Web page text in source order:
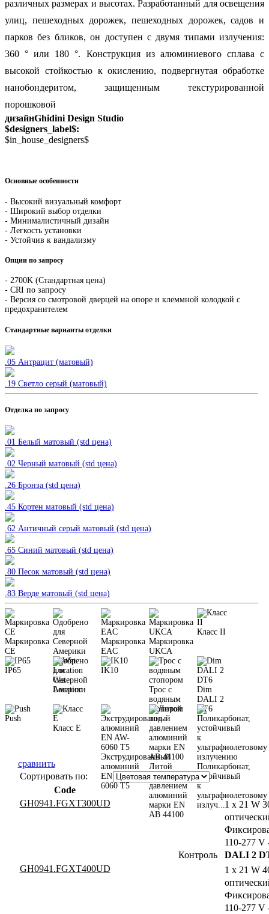
различных размерах и высотах. Разработанный для освещения
улиц, пешеходных дорожек, пешеходных дорожек, садов и
парков без бликов, он доступен с двумя типами излучения:
360 ° или 180 °. Конструкция из алюминиевого сплава с
высокой стойкостью к окислению, подвергнутая обработке
нанобондеритом, защищенным текстурированной
порошковой
дизайнGhidini Design Studio
$designers_label$:
$in_house_designers$
Основные особенности
- Высокий визуальный комфорт
- Широкий выбор отделки
- Минималистичный дизайн
- Легкость установки
- Устойчив к вандализму
Опции по запросу
- 2700K (Стандартная цена)
- CRI по запросу
- Версия со смотровой дверцей на опоре и клеммной колодкой с
предохранителем
Стандартные варианты отделки
.05 Антрацит (матовый)
.19 Светло серый (матовый)
Отделка по запросу
.01 Белый матовый (std цена)
.02 Черный матовый (std цена)
.26 Бронза (std цена)
.45 Кортен матовый (std цена)
.62 Античный серый матовый (std цена)
.65 Синий матовый (std цена)
.80 Песок матовый (std цена)
.83 Верде матовый (std цена)
Маркировка
CE
Одобрено
для
Северной
Америки
Маркировка
EAC
Маркировка
UKCA
Класс II
IP65
Wet
Location
IK10
Трос с
водяным
стопором
Dim
DALI 2
DT6
Push
Класс E
Экструдированный
алюминий
EN AW-
6060 T5
Литой
под
давлением
алюминий
марки EN
AB 44100
Поликарбонат,
устойчивый
к
ультрафиолетовому
излуч...
сравнить
Сортировать по:
Code
GH0941.FGXT300UD
1 x 21 W
110-277 V
Контроль
DALI 2
GH0941.FGXT400UD
1 x 21 W
110-277 V